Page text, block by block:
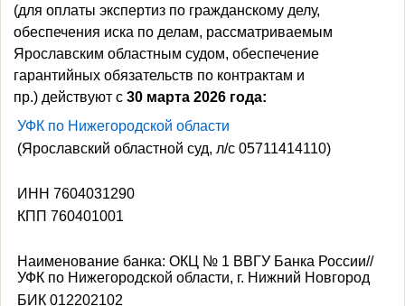
(для оплаты экспертиз по гражданскому делу,
обеспечения иска по делам, рассматриваемым
Ярославским областным судом, обеспечение
гарантийных обязательств по контрактам и
пр.) действуют с 30 марта 2026 года:
УФК по Нижегородской области
(Ярославский областной суд, л/с 05711414110)
ИНН 7604031290
КПП 760401001
Наименование банка: ОКЦ № 1 ВВГУ Банка России//
УФК по Нижегородской области, г. Нижний Новгород
БИК 012202102